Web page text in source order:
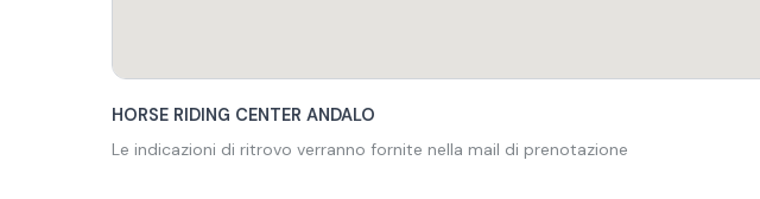
HORSE RIDING CENTER ANDALO
Le indicazioni di ritrovo verranno fornite nella mail di prenotazione